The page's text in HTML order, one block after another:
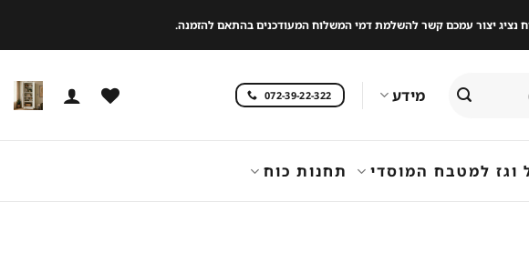
נציג יצור עמכם קשר להשלמת דמי המשלוח המעודכנים בהתאם להזמנה.
מידע 072-39-22-322
וגז למטבח המוסדי תחנות כוח